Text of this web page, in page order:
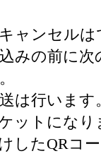
ャンセルは
みの前に次
は行います
ットになり
したQRコ